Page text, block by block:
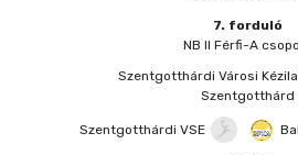
7. forduló
NB II Férfi-A
Szentgotthárdi Városi
Szentgotthárd
Szentgotthárdi VSE